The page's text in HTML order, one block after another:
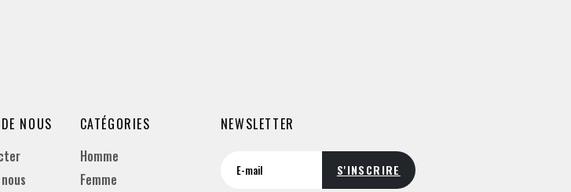
NOUS
CATÉGORIES
Homme
Femme
NEWSLETTER